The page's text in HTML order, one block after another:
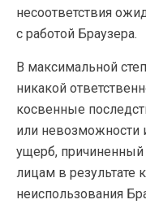
несоответствия
с работой Браузера.
В максимальной
никакой
косвенные
или невозможности
ущерб,
лицам в результате
неиспользования